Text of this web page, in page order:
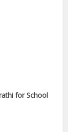
for School